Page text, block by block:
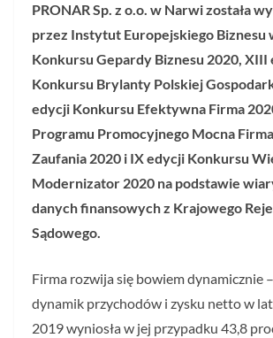
PRONAR Sp. z o.o. w Narwi została
przez Instytut Europejskiego Biznesu
Konkursu Gepardy Biznesu 2020, XIII
Konkursu Brylanty Polskiej
edycji Konkursu Efektywna Firma
Programu Promocyjnego Mocna
Zaufania 2020 i IX edycji Konkursu
Modernizator 2020 na podstawie
danych finansowych z Krajowego
Sądowego.
Firma rozwija się bowiem dynamicznie
dynamik przychodów i zysku netto w
2019 wyniosła w jej przypadku 43,8